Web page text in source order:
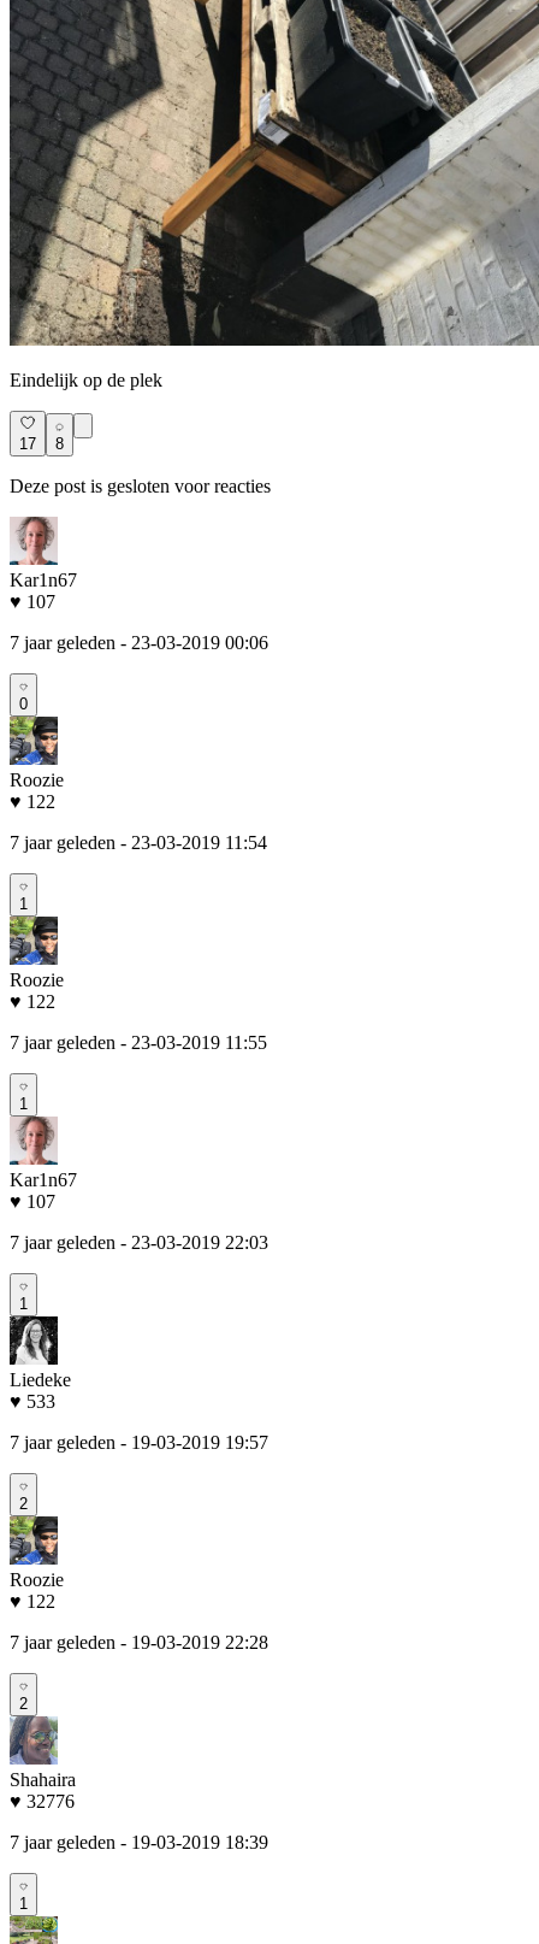
Eindelijk op de plek
17 8
Deze post is gesloten voor reacties
Kar1n67
♥ 107
7 jaar geleden - 23-03-2019 00:06
0
Roozie
♥ 122
7 jaar geleden - 23-03-2019 11:54
1
Roozie
♥ 122
7 jaar geleden - 23-03-2019 11:55
1
Kar1n67
♥ 107
7 jaar geleden - 23-03-2019 22:03
1
Liedeke
♥ 533
7 jaar geleden - 19-03-2019 19:57
2
Roozie
♥ 122
7 jaar geleden - 19-03-2019 22:28
2
Shahaira
♥ 32776
7 jaar geleden - 19-03-2019 18:39
1